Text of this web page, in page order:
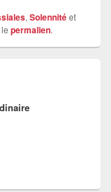
, Solennitéet
permalien.